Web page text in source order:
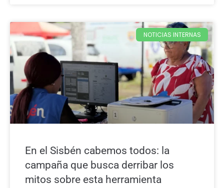
NOTICIAS INTERNAS
En el Sisbén cabemos todos: la
campaña que busca derribar los
mitos sobre esta herramienta